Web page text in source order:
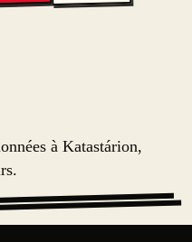
à Katastárion,